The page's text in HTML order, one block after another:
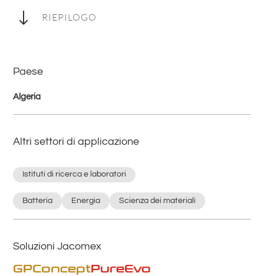
" RIEPILOGO
Paese
Algeria
Altri settori di applicazione
Istituti di ricerca e laboratori
Batteria Energia Scienza dei materiali
Soluzioni Jacomex
GPConceptPureEvo